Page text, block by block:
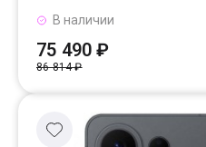
В наличии
75 490 ₽
86 814 ₽